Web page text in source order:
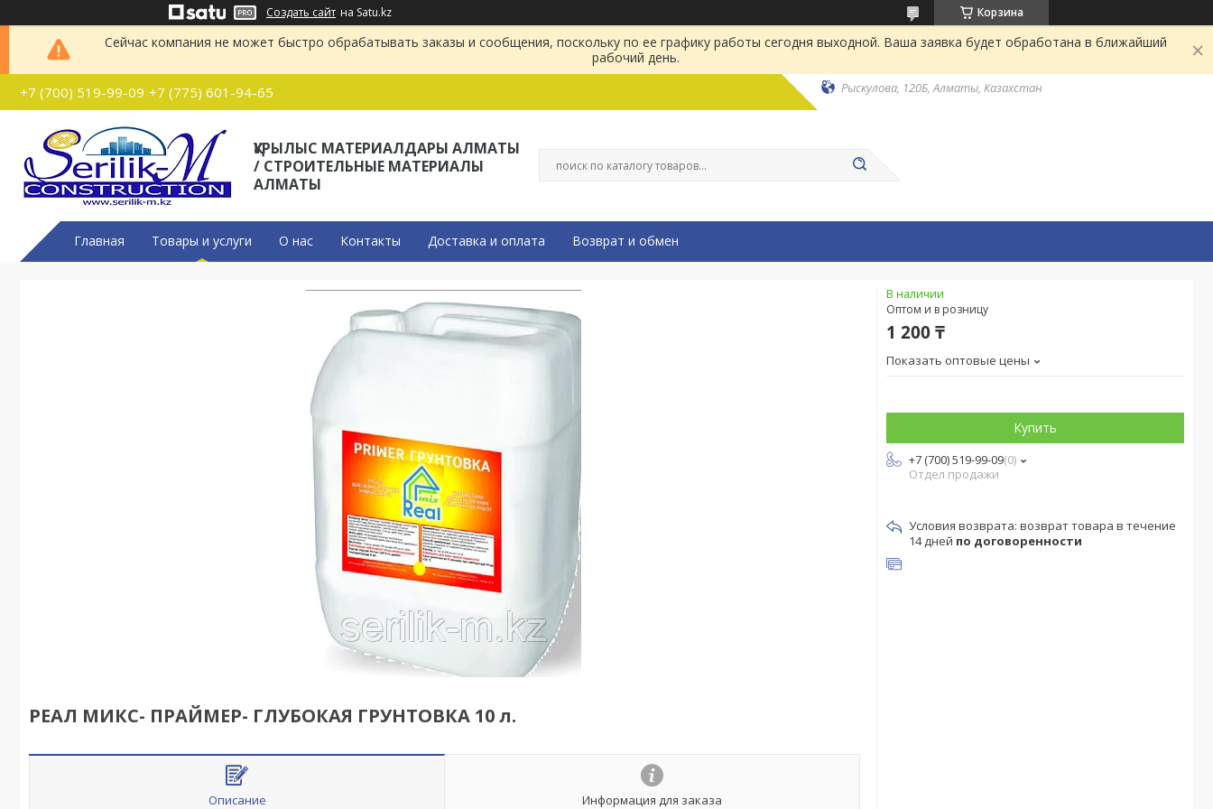
Создать сайт на Satu.kz Корзина
Сейчас компания не может быстро обрабатывать заказы и сообщения, поскольку по ее графику работы сегодня выходной. Ваша заявка будет обработана в ближайший
рабочий день.
+7 (700) 519-99-09 +7 (775) 601-94-65 Рыскулова, 120Б, Алматы, Казахстан
ҚҰРЫЛЫС МАТЕРИАЛДАРЫ АЛМАТЫ
/ СТРОИТЕЛЬНЫЕ МАТЕРИАЛЫ
АЛМАТЫ
Главная Товары и услуги О нас Контакты Доставка и оплата Возврат и обмен
РЕАЛ МИКС- ПРАЙМЕР- ГЛУБОКАЯ ГРУНТОВКА 10 л.
Описание Информация для заказа
В наличии
Оптом и в розницу
1 200 ₸
Показать оптовые цены
Купить
+7 (700) 519-99-09 0
Отдел продажи
возврат товара в течение
14 дней по договоренности